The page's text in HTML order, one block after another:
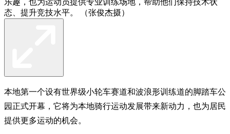
态、提升竞技水平。 （张俊杰摄）
本地第一个设有世界级小轮车赛道和波浪形训练道的脚踏车公
园正式开幕，它将为本地骑行运动发展带来新动力，也为居民
提供更多运动的机会。